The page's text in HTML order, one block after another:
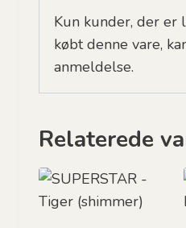
Kun kunder, der er
købt denne vare,
anmeldelse.
Relaterede